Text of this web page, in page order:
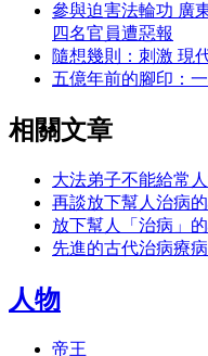
參與迫害法輪功 廣
四名官員遭惡報
隨想幾則：刺激 現
五億年前的腳印：
相關文章
大法弟子不能給常
再談放下幫人治病
放下幫人「治病」
先進的古代治病療
人物
帝王